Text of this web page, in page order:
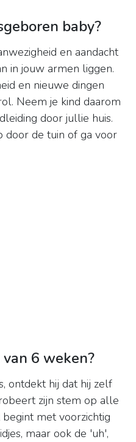
baby?
en aandacht
in jouw armen liggen.
en nieuwe dingen
Neem je kind daarom
door jullie huis.
door de tuin of ga voor
6 weken?
ontdekt hij dat hij zelf
zijn stem op alle
met voorzichtig
maar ook de 'uh',